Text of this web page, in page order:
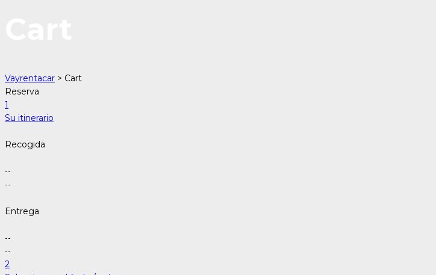
Vayrentacar > Cart
Reserva
1
Su itinerario
Recogida
--
--
Entrega
--
--
2